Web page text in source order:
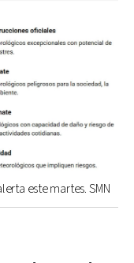
este martes. SMN